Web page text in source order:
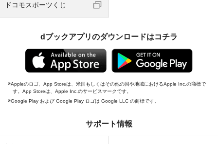
ドコモスポーツくじ
dブックアプリのダウンロードはコチラ
Appleのロゴ、App Storeは、米国もしくはその他の国や地域におけるApple Inc.の商標で
す。App Storeは、Apple Inc.のサービスマークです。
Google Play および Google Play ロゴは Google LLC の商標です。
サポート情報